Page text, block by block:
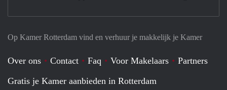
Op Kamer Rotterdam vind en verhuur je makkelijk je Kamer
Over ons Contact Faq Voor Makelaars
Partners
Gratis je Kamer aanbieden in Rotterdam